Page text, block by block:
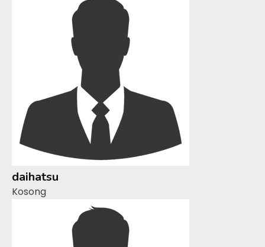
daihatsu
Kosong